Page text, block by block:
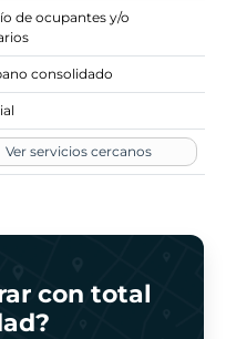
de ocupantes y/o
consolidado
Ver servicios cercanos
con total